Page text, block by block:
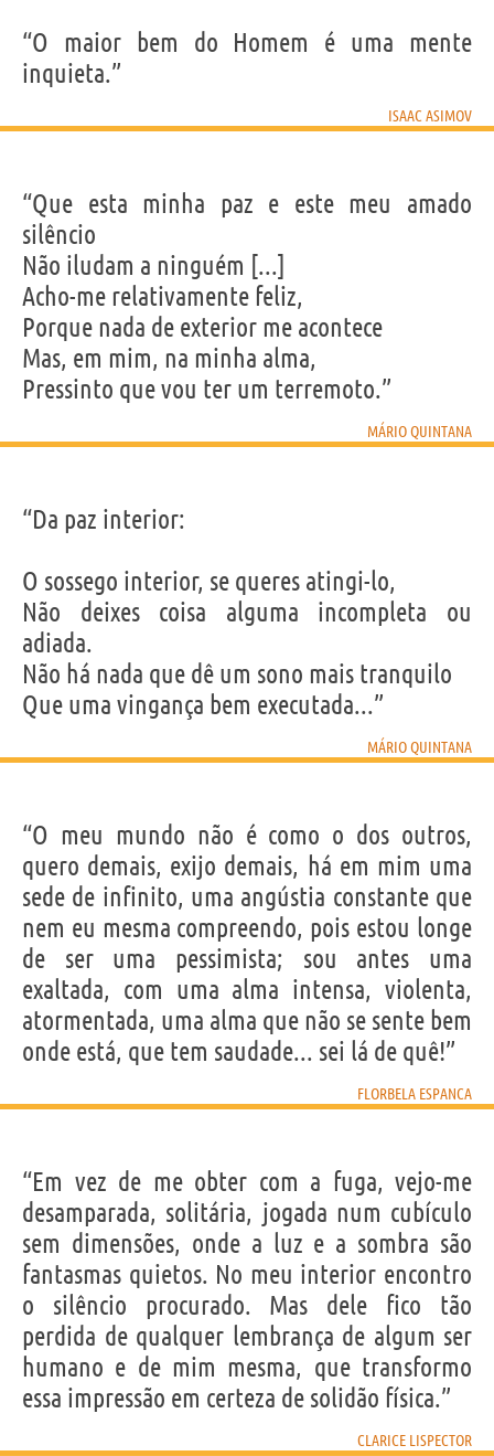
“O maior bem do Homem é uma mente
inquieta.”
ISAAC ASIMOV
“Que esta minha paz e este meu amado
silêncio
Não iludam a ninguém [...]
Acho-me relativamente feliz,
Porque nada de exterior me acontece
Mas, em mim, na minha alma,
Pressinto que vou ter um terremoto.”
MÁRIO QUINTANA
“Da paz interior:
O sossego interior, se queres atingi-lo,
Não deixes coisa alguma incompleta ou
adiada.
Não há nada que dê um sono mais tranquilo
Que uma vingança bem executada...”
MÁRIO QUINTANA
“O meu mundo não é como o dos outros,
quero demais, exijo demais, há em mim uma
sede de infinito, uma angústia constante que
nem eu mesma compreendo, pois estou longe
de ser uma pessimista; sou antes uma
exaltada, com uma alma intensa, violenta,
atormentada, uma alma que não se sente bem
onde está, que tem saudade... sei lá de quê!”
FLORBELA ESPANCA
“Em vez de me obter com a fuga, vejo-me
desamparada, solitária, jogada num cubículo
sem dimensões, onde a luz e a sombra são
fantasmas quietos. No meu interior encontro
o silêncio procurado. Mas dele fico tão
perdida de qualquer lembrança de algum ser
humano e de mim mesma, que transformo
essa impressão em certeza de solidão física.”
CLARICE LISPECTOR